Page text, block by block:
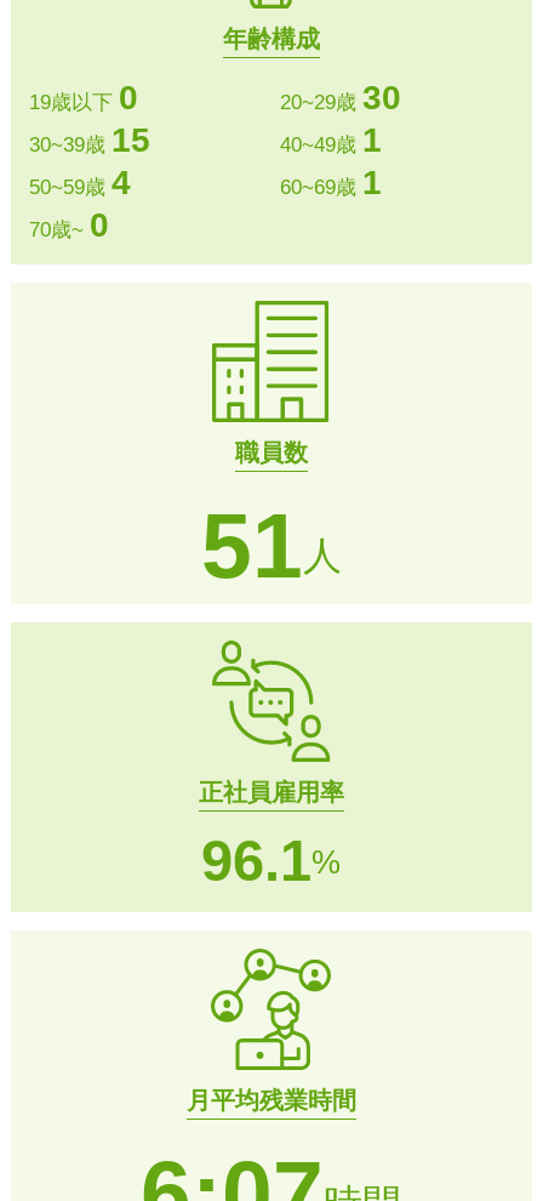
年齢構成
19歳以下 0 20~29歳 30
30~39歳 15 40~49歳 1
50~59歳 4 60~69歳 1
70歳~ 0
職員数
51 人
正社員雇用率
96.1%
月平均残業時間